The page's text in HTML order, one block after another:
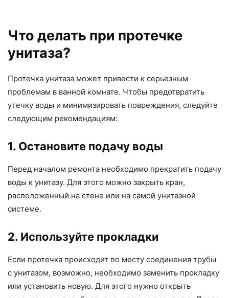
Что делать при протечке
унитаза?
Протечка унитаза может привести к серьезным
проблемам в ванной комнате. Чтобы предотвратить
утечку воды и минимизировать повреждения, следуйте
следующим рекомендациям:
1. Остановите подачу воды
Перед началом ремонта необходимо прекратить подачу
воды к унитазу. Для этого можно закрыть кран,
расположенный на стене или на самой унитазной
системе.
2. Используйте прокладки
Если протечка происходит по месту соединения трубы
с унитазом, возможно, необходимо заменить прокладку
или установить новую. Для этого нужно открыть